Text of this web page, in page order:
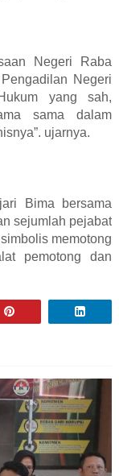
Negeri Raba
Negeri
yang sah,
sama dalam
ujarnya.
Bima bersama
sejumlah pejabat
memotong
pemotong dan